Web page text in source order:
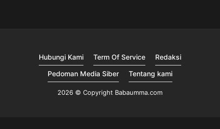
Hubungi Kami Term Of Service
Redaksi
Pedoman Media Siber
Tentang kami
2026 © Copyright Babaumma.com